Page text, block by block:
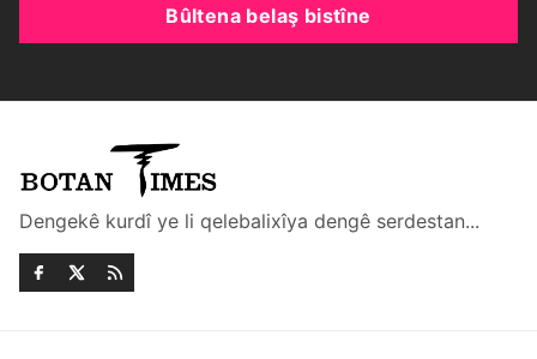
Bûltena belaş bistîne
Dengekê kurdî ye li qelebalixîya dengê serdestan...